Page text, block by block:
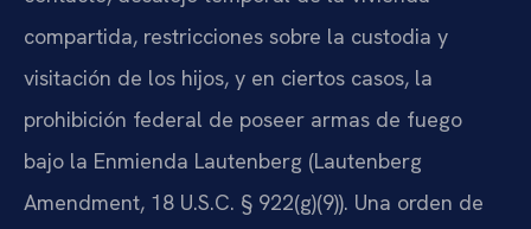
compartida, restricciones sobre la custodia y
visitación de los hijos, y en ciertos casos, la
prohibición federal de poseer armas de fuego
bajo la Enmienda Lautenberg (Lautenberg
Amendment, 18 U.S.C. § 922(g)(9)). Una orden de